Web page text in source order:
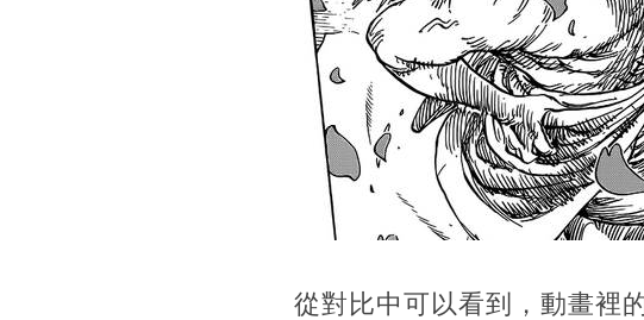
從對比中可以看到，動畫裡